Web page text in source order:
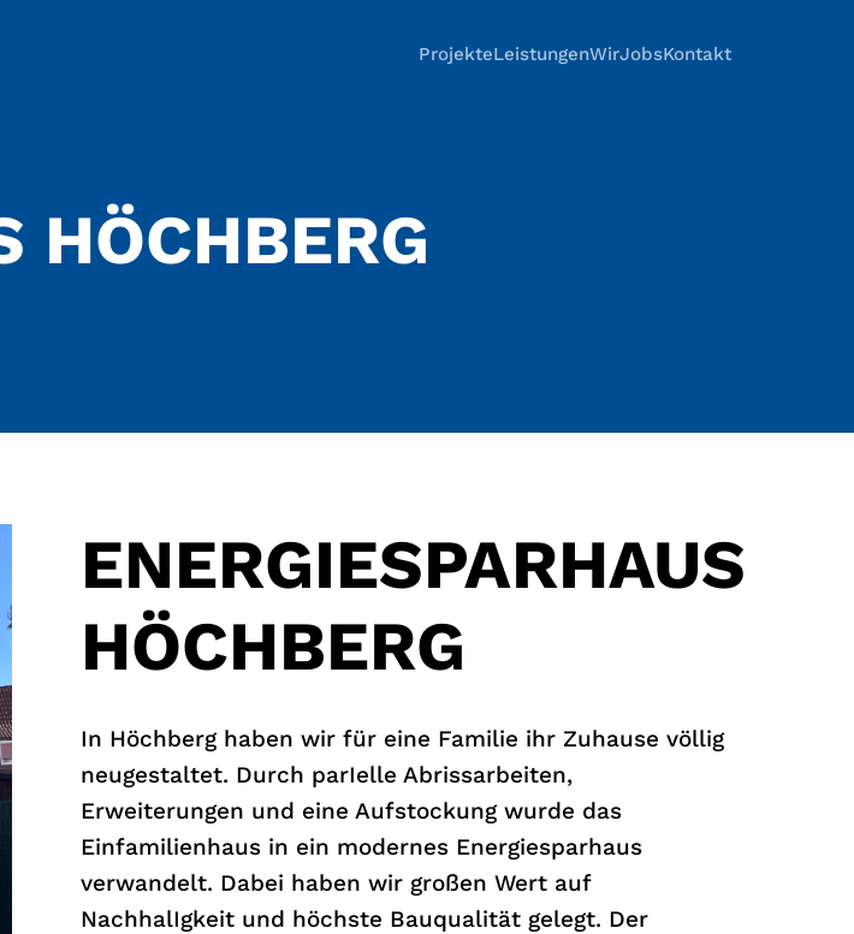
ProjekteLeistungenWirJobsKontakt
HÖCHBERG
ENERGIESPARHAUS
HÖCHBERG
In Höchberg haben wir für eine Familie ihr Zuhause völlig
neugestaltet. Durch parIelle Abrissarbeiten,
Erweiterungen und eine Aufstockung wurde das
Einfamilienhaus in ein modernes Energiesparhaus
verwandelt. Dabei haben wir großen Wert auf
NachhalIgkeit und höchste Bauqualität gelegt. Der